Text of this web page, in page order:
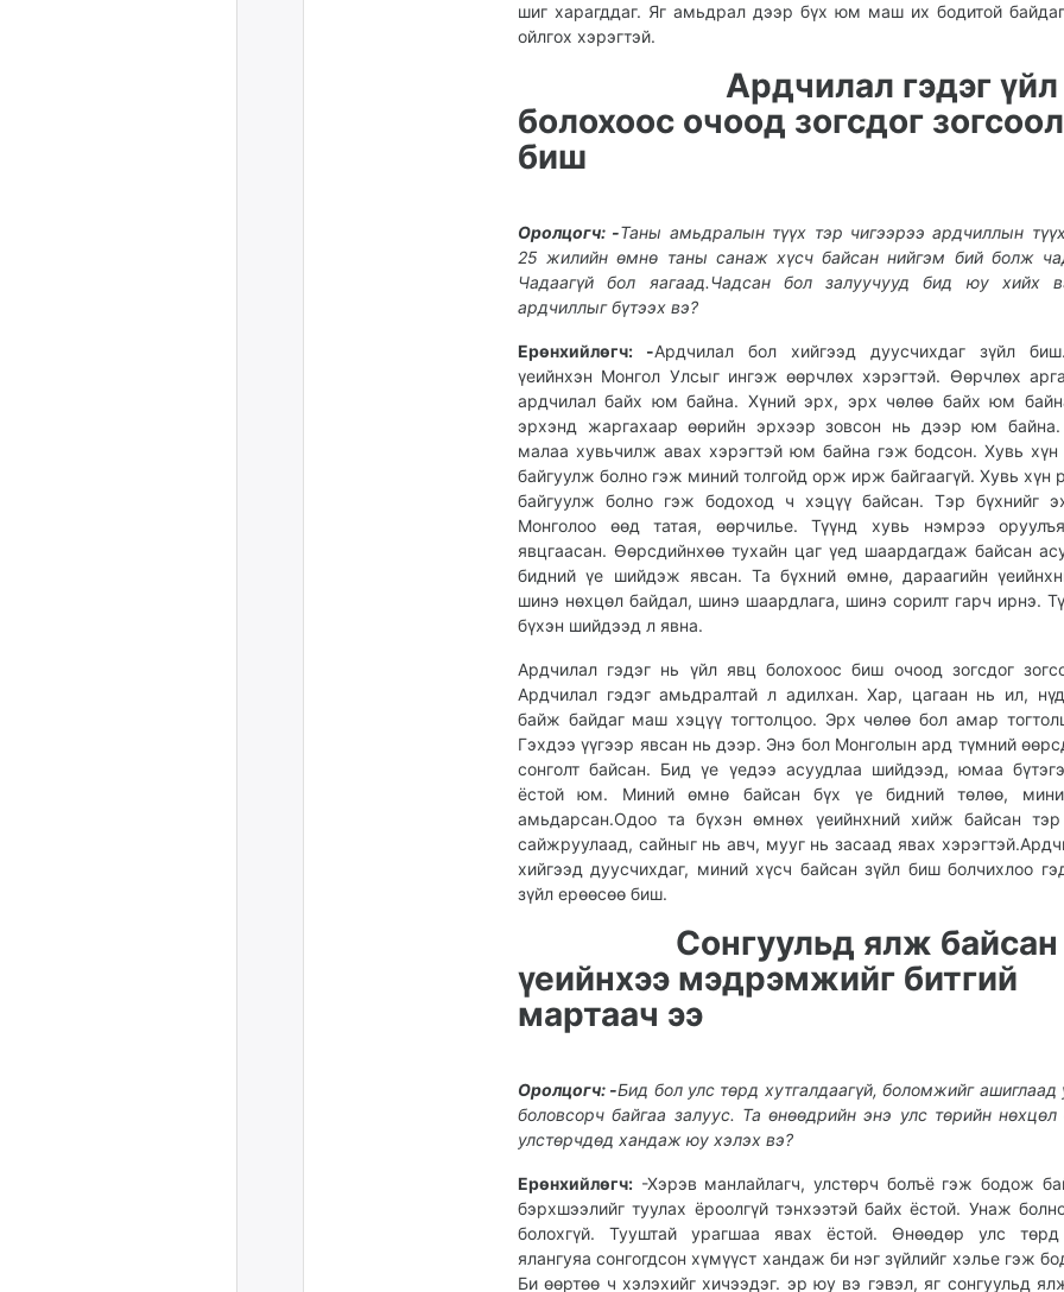
шиг харагддаг. Яг амьдрал дээр бүх юм маш их бодитой байдаг
ойлгох хэрэгтэй.
Ардчилал гэдэг үйл
болохоос очоод зогсдог зогсоол
биш
Оролцогч: -Таны амьдралын түүх тэр чигээрээ ардчиллын
25 жилийн өмнө таны санаж хүсч байсан нийгэм бий болж
Чадаагүй бол яагаад.Чадсан бол залуучууд бид юу хийх
ардчиллыг бүтээх вэ?
Ерөнхийлөгч: -Ардчилал бол хийгээд дуусчихдаг зүйл
үеийнхэн Монгол Улсыг ингэж өөрчлөх хэрэгтэй. Өөрчлөх
ардчилал байх юм байна. Хүний эрх, эрх чөлөө байх юм
эрхэнд жаргахаар өөрийн эрхээр зовсон нь дээр юм
малаа хувьчилж авах хэрэгтэй юм байна гэж бодсон. Хувь хүн
байгуулж болно гэж миний толгойд орж ирж байгаагүй. Хувь хүн
байгуулж болно гэж бодоход ч хэцүү байсан. Тэр бүхнийг
Монголоо өөд татая, өөрчилье. Түүнд хувь нэмрээ
явцгаасан. Өөрсдийнхөө тухайн цаг үед шаардагдаж байсан
бидний үе шийдэж явсан. Та бүхний өмнө, дараагийн
шинэ нөхцөл байдал, шинэ шаардлага, шинэ сорилт гарч ирнэ.
бүхэн шийдээд л явна.
Ардчилал гэдэг нь үйл явц болохоос биш очоод зогсдог
Ардчилал гэдэг амьдралтай л адилхан. Хар, цагаан нь ил,
байж байдаг маш хэцүү тогтолцоо. Эрх чөлөө бол амар
Гэхдээ үүгээр явсан нь дээр. Энэ бол Монголын ард түмний
сонголт байсан. Бид үе үедээ асуудлаа шийдээд, юмаа
ёстой юм. Миний өмнө байсан бүх үе бидний төлөө,
амьдарсан.Одоо та бүхэн өмнөх үеийнхний хийж байсан тэр
сайжруулаад, сайныг нь авч, мууг нь засаад явах
хийгээд дуусчихдаг, миний хүсч байсан зүйл биш болчихлоо
зүйл ерөөсөө биш.
Сонгуульд ялж байсан
үеийнхээ мэдрэмжийг битгий
мартаач ээ
Оролцогч: -Бид бол улс төрд хутгалдаагүй, боломжийг ашиглаад
боловсорч байгаа залуус. Та өнөөдрийн энэ улс төрийн нөхцөл
улстөрчдөд хандаж юу хэлэх вэ?
Ерөнхийлөгч: -Хэрэв манлайлагч, улстөрч болъё гэж бодож
бэрхшээлийг туулах ёроолгүй тэнхээтэй байх ёстой. Унаж
болохгүй. Тууштай урагшаа явах ёстой. Өнөөдөр улс төрд
ялангуяа сонгогдсон хүмүүст хандаж би нэг зүйлийг хэлье гэж
Би өөртөө ч хэлэхийг хичээдэг. эр юу вэ гэвэл, яг сонгуульд